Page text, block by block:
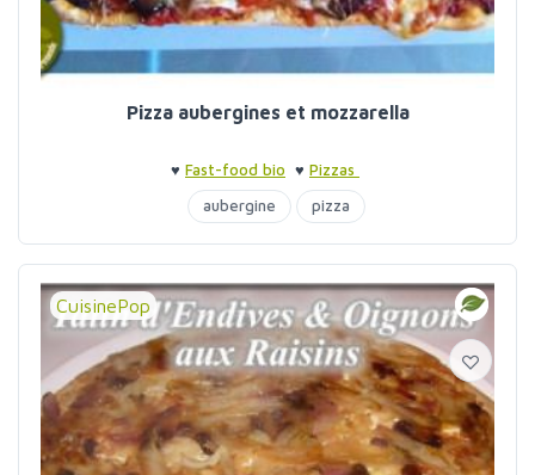
Pizza aubergines et mozzarella
♥ Fast-food bio ♥ Pizzas
aubergine
pizza
CuisinePop